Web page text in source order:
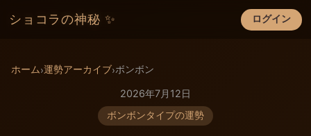
ショコラの神秘 ✨ ログイン
×
ホーム›運勢アーカイブ›ボンボン
2026年7月12日
ボンボンタイプの運勢